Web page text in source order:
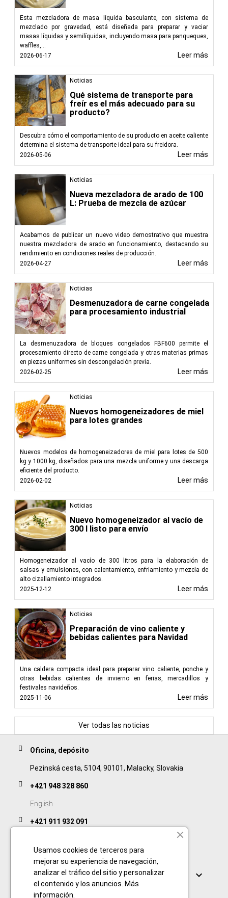
Esta mezcladora de masa líquida basculante, con sistema de
mezclado por gravedad, está diseñada para preparar y vaciar
masas líquidas y semilíquidas, incluyendo masa para panqueques,
waffles,...
2026-06-17
Leer más
Noticias
Qué sistema de transporte para
freír es el más adecuado para su
producto?
Descubra cómo el comportamiento de su producto en aceite caliente
determina el sistema de transporte ideal para su freidora.
2026-05-06
Leer más
Noticias
Nueva mezcladora de arado de 100
L: Prueba de mezcla de azúcar
Acabamos de publicar un nuevo video demostrativo que muestra
nuestra mezcladora de arado en funcionamiento, destacando su
rendimiento en condiciones reales de producción.
2026-04-27
Leer más
Noticias
Desmenuzadora de carne congelada
para procesamiento industrial
La desmenuzadora de bloques congelados FBF600 permite el
procesamiento directo de carne congelada y otras materias primas
en piezas uniformes sin descongelación previa.
2026-02-25
Leer más
Noticias
Nuevos homogeneizadores de miel
para lotes grandes
Nuevos modelos de homogeneizadores de miel para lotes de 500
kg y 1000 kg, diseñados para una mezcla uniforme y una descarga
eficiente del producto.
2026-02-02
Leer más
Noticias
Nuevo homogeneizador al vacío de
300 l listo para envío
Homogeneizador al vacío de 300 litros para la elaboración de
salsas y emulsiones, con calentamiento, enfriamiento y mezcla de
alto cizallamiento integrados.
2025-12-12
Leer más
Noticias
Preparación de vino caliente y
bebidas calientes para Navidad
Una caldera compacta ideal para preparar vino caliente, ponche y
otras bebidas calientes de invierno en ferias, mercadillos y
festivales navideños.
2025-11-06
Leer más
Ver todas las noticias
Oficina, depósito
Pezinská cesta, 5104, 90101, Malacky, Slovakia
+421 948 328 860
English
+421 911 932 091
Enlaces 
Usamos cookies de terceros para
mejorar su experiencia de navegación,
analizar el tráfico del sitio y personalizar
el contenido y los anuncios. Más
información